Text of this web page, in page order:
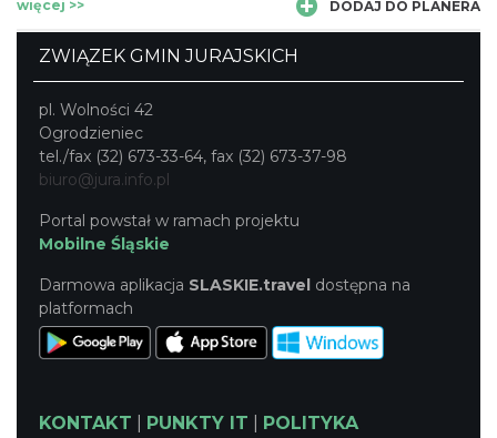
więcej >> DODAJ DO PLANERA
ZWIĄZEK GMIN JURAJSKICH
pl. Wolności 42
Ogrodzieniec
tel./fax (32) 673-33-64, fax (32) 673-37-98
biuro@jura.info.pl
Portal powstał w ramach projektu
Mobilne Śląskie
Darmowa aplikacja SLASKIE.travel dostępna na
platformach
KONTAKT PUNKTY IT
POLITYKA